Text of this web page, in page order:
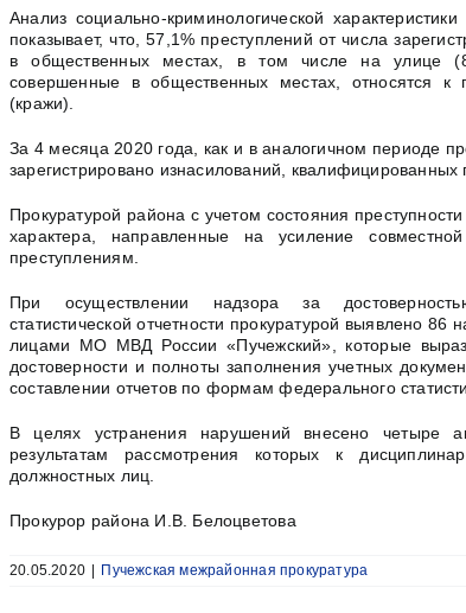
Анализ социально-криминологической
показывает, что, 57,1% преступлений от числа
в общественных местах, в том числе на улице (8
совершенные в общественных местах, относятся к
(кражи).
За 4 месяца 2020 года, как и в аналогичном периоде
зарегистрировано изнасилований, квалифицированных
Прокуратурой района с учетом состояния
характера, направленные на усиление
преступлениям.
При осуществлении надзора за
статистической отчетности прокуратурой выявлено
лицами МО МВД России «Пучежский», которые
достоверности и полноты заполнения учетных
составлении отчетов по формам федерального
В целях устранения нарушений внесено четыре
результатам рассмотрения которых к
должностных лиц.
Прокурор района И.В. Белоцветова
20.05.2020 Пучежская межрайонная прокуратура